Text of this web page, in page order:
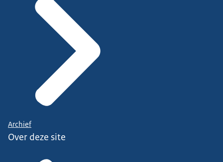
Archief
Over deze site